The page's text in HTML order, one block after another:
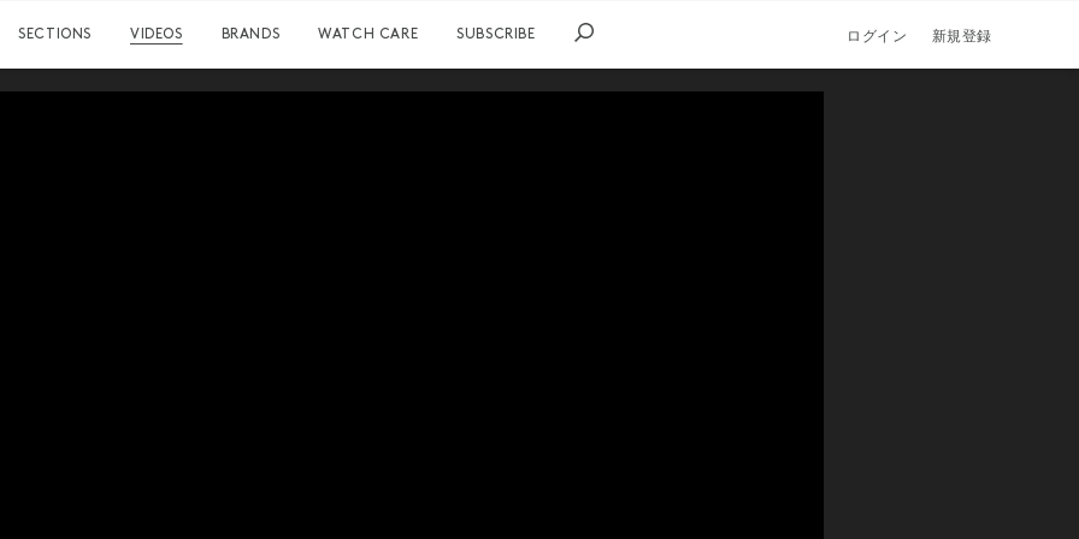
SECTIONS VIDEOS BRANDS WATCH CARE SUBSCRIBE ログイン 新規登録